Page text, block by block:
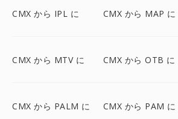
CMX から IPL に CMX から MAP に
CMX から MTV に CMX から OTB に
CMX から PALM に CMX から PAM に